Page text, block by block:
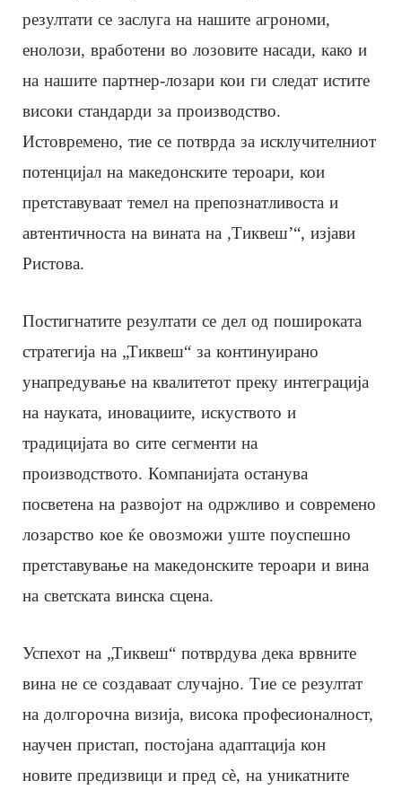
резултати се заслуга на нашите агрономи,
енолози, вработени во лозовите насади, како и
на нашите партнер-лозари кои ги следат истите
високи стандарди за производство.
Истовремено, тие се потврда за исклучителниот
потенцијал на македонските тероари, кои
претставуваат темел на препознатливоста и
автентичноста на вината на ,Тиквеш’“, изјави
Ристова.
Постигнатите резултати се дел од пошироката
стратегија на „Тиквеш“ за континуирано
унапредување на квалитетот преку интеграција
на науката, иновациите, искуството и
традицијата во сите сегменти на
производството. Компанијата останува
посветена на развојот на одржливо и современо
лозарство кое ќе овозможи уште поуспешно
претставување на македонските тероари и вина
на светската винска сцена.
Успехот на „Тиквеш“ потврдува дека врвните
вина не се создаваат случајно. Тие се резултат
на долгорочна визија, висока професионалност,
научен пристап, постојана адаптација кон
новите предизвици и пред сè, на уникатните